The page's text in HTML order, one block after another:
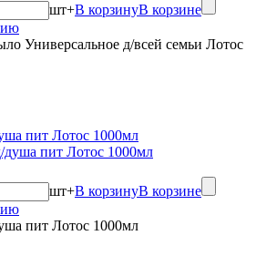
шт+В корзинуВ корзине
Универсальное д/всей семьи Лотос
пит Лотос 1000мл
шт+В корзинуВ корзине
пит Лотос 1000мл